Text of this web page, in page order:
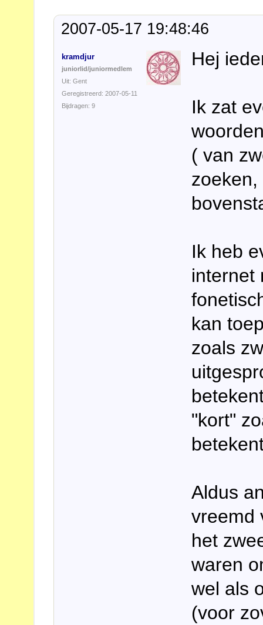
2007-05-17 19:48:46
kramdjur
juniorlid/juniormedlem
Uit: Gent
Geregistreerd: 2007-05-11
Bijdragen: 9
Hej
Ik zat
( van
Ik heb
internet
kan
zoals
"kort"
Aldus
vreemd
het
waren
wel als
(voor